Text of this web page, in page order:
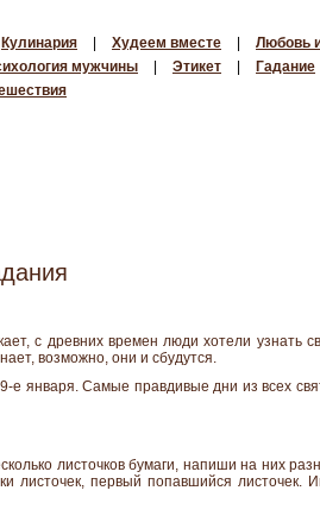
Кулинария Худеем вместе Любовь
мужчины Этикет Гадание
с древних времен люди хотели узнать
возможно, они и сбудутся.
е января. Самые правдивые дни из всех
листочков бумаги, напиши на них
листочек, первый попавшийся листочек.